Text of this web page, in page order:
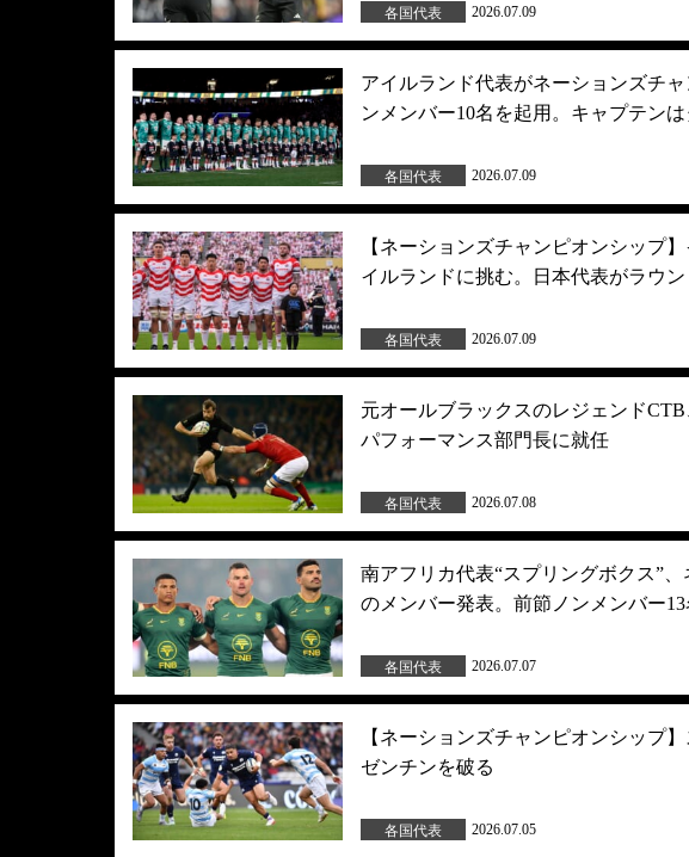
各国代表 2026.07.09
アイルランド代表がネーションズチ
ンメンバー10名を起用。キャプテン
各国代表 2026.07.09
【ネーションズチャンピオンシップ
イルランドに挑む。日本代表がラウ
各国代表 2026.07.09
元オールブラックスのレジェンド
パフォーマンス部門長に就任
各国代表 2026.07.08
南アフリカ代表“スプリングボクス”
のメンバー発表。前節ノンメンバー13
各国代表 2026.07.07
【ネーションズチャンピオンシップ
ゼンチンを破る
各国代表 2026.07.05